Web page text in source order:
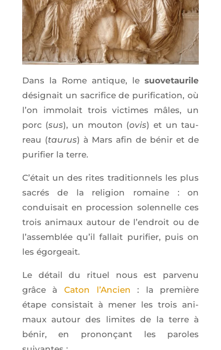
Dans la Rome antique, lesuo­ve­tau­rile
dési­gnait un sacri­fice de puri­fi­ca­tion, où
l’on immo­lait trois vic­times mâles, un
porc (sus), un mou­ton (ovis) et un tau­
reau (tau­rus) à Mars afin de bénir et de
puri­fier la terre.
C’é­tait un des rites tra­di­tion­nels les plus
sacrés de la reli­gion romaine : on
condui­sait en pro­ces­sion solen­nelle ces
trois ani­maux autour de l’en­droit ou de
l’as­sem­blée qu’il fal­lait puri­fier, puis on
les égorgeait.
Le détail du rituel nous est par­ve­nu
grâce à Caton l’An­cien : la pre­mière
étape consis­tait à mener les trois ani­
maux autour des limites de la terre à
bénir, en pro­non­çant les paroles